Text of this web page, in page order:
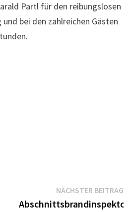
Partl für den reibungslosen
bei den zahlreichen Gästen
NÄCHSTER BEITRAG
Abschnittsbrandinspektor